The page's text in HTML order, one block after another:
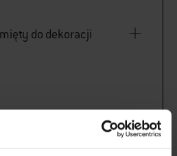
do dekoracji
SEZNAM